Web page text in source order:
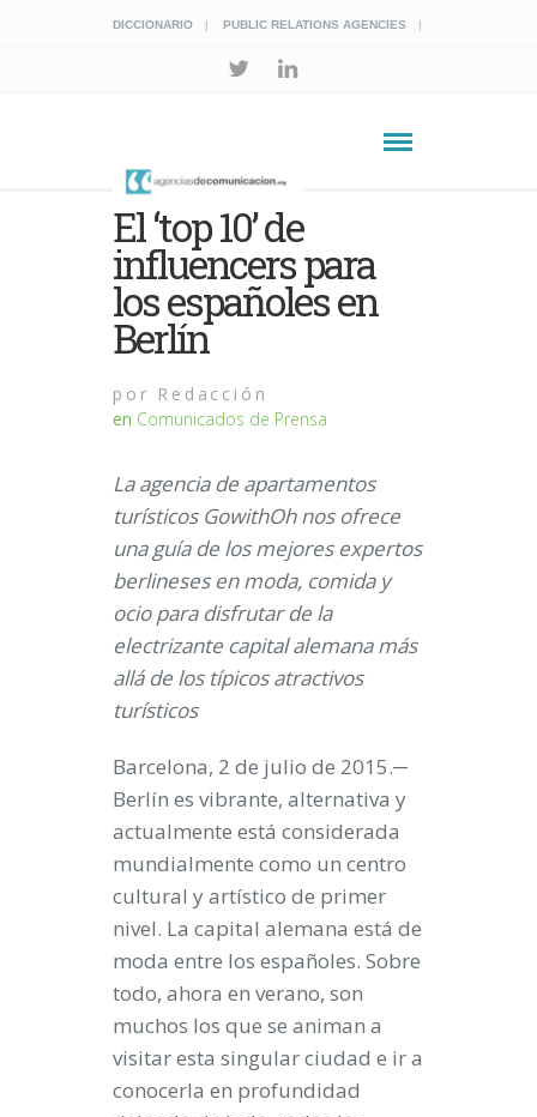
DICCIONARIO PUBLIC RELATIONS AGENCIES
El ‘top 10’ de
influencers para
los españoles en
Berlín
por Redacción
en Comunicados de Prensa
La agencia de apartamentos
turísticos GowithOh nos ofrece
una guía de los mejores expertos
berlineses en moda, comida y
ocio para disfrutar de la
electrizante capital alemana más
allá de los típicos atractivos
turísticos
Barcelona, 2 de julio de 2015.─
Berlín es vibrante, alternativa y
actualmente está considerada
mundialmente como un centro
cultural y artístico de primer
nivel. La capital alemana está de
moda entre los españoles. Sobre
todo, ahora en verano, son
muchos los que se animan a
visitar esta singular ciudad e ir a
conocerla en profundidad